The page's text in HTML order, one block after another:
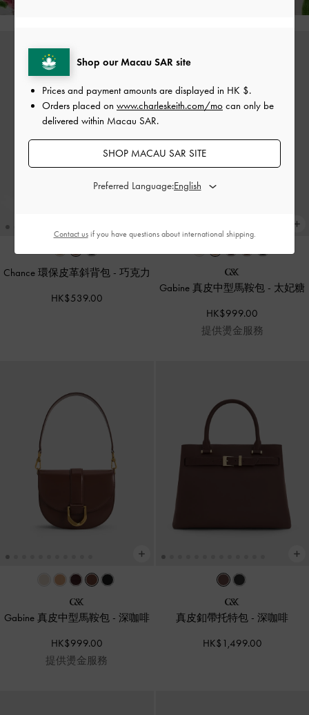
Chance 環保皮革斜背包 - 巧克力
HK$539.00
Gabine 真皮中型馬鞍包 - 太妃糖
HK$999.00
提供燙金服務
Gabine 真皮中型馬鞍包 - 深咖啡
HK$999.00
提供燙金服務
真皮釦帶托特包 -深咖啡
HK$1,499.00
Shop our Macau SAR site
Prices and payment amounts are displayed in HK $.
Orders placed on www.charleskeith.com/mo can only be
delivered within Macau SAR.
SHOP MACAU SAR SITE
Preferred Language:
Contact usif you have questions about international shipping.